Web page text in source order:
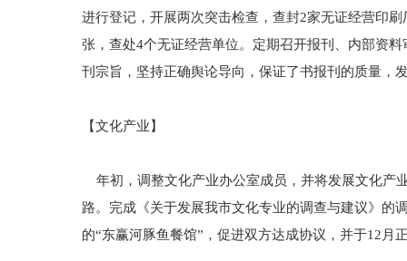
进行登记，开展两次突击检查，查封2家无证经营印
张，查处4个无证经营单位。定期召开报刊、内部资
刊宗旨，坚持正确舆论导向，保证了书报刊的质量，
【文化产业】
年初，调整文化产业办公室成员，并将发展文化产
路。完成《关于发展我市文化专业的调查与建议》的
的“东赢河豚鱼餐馆”，促进双方达成协议，并于12